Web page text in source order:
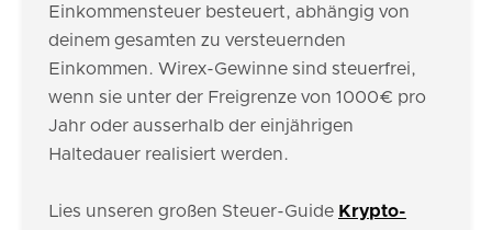
Einkommensteuer besteuert, abhängig von
deinem gesamten zu versteuernden
Einkommen. Wirex-Gewinne sind steuerfrei,
wenn sie unter der Freigrenze von 1000€ pro
Jahr oder ausserhalb der einjährigen
Haltedauer realisiert werden.
Lies unseren großen Steuer-Guide Krypto-